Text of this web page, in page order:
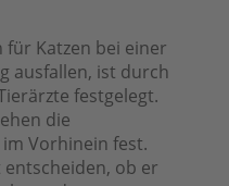
Katzen bei einer
ausfallen, ist durch
festgelegt.
die
Vorhinein fest.
ob er